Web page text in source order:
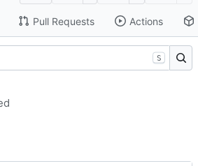
Pull Requests Actions
S